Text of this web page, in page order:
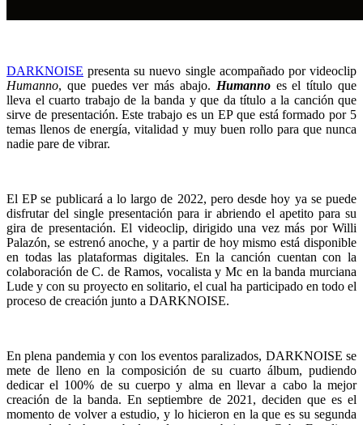
DARKNOISE presenta su nuevo single acompañado por videoclip
Humanno, que puedes ver más abajo. Humanno es el título que
lleva el cuarto trabajo de la banda y que da título a la canción que
sirve de presentación. Este trabajo es un EP que está formado por 5
temas llenos de energía, vitalidad y muy buen rollo para que nunca
nadie pare de vibrar.
El EP se publicará a lo largo de 2022, pero desde hoy ya se puede
disfrutar del single presentación para ir abriendo el apetito para su
gira de presentación. El videoclip, dirigido una vez más por Willi
Palazón, se estrenó anoche, y a partir de hoy mismo está disponible
en todas las plataformas digitales. En la canción cuentan con la
colaboración de C. de Ramos, vocalista y Mc en la banda murciana
Lude y con su proyecto en solitario, el cual ha participado en todo el
proceso de creación junto a DARKNOISE.
En plena pandemia y con los eventos paralizados, DARKNOISE se
mete de lleno en la composición de su cuarto álbum, pudiendo
dedicar el 100% de su cuerpo y alma en llevar a cabo la mejor
creación de la banda. En septiembre de 2021, deciden que es el
momento de volver a estudio, y lo hicieron en la que es su segunda